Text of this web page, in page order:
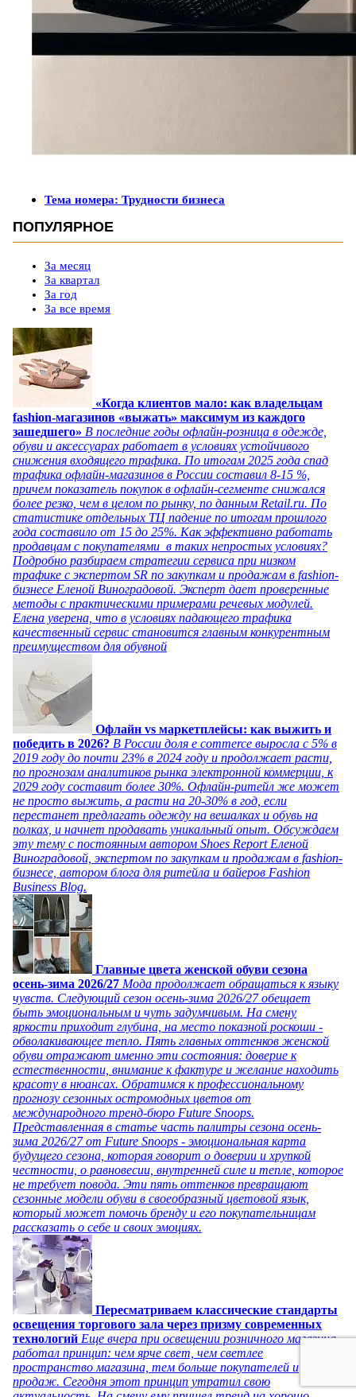
Тема номера: Трудности бизнеса
ПОПУЛЯРНОЕ
За месяц
За квартал
За год
За все время
«Когда клиентов мало: как владельцам
fashion-магазинов «выжать» максимум из каждого
зашедшего» В последние годы офлайн-розница в одежде,
обуви и аксессуарах работает в условиях устойчивого
снижения входящего трафика. По итогам 2025 года спад
трафика офлайн-магазинов в России составил 8-15 %,
причем показатель покупок в офлайн-сегменте снижался
более резко, чем в целом по рынку, по данным Retail.ru. По
статистике отдельных ТЦ падение по итогам прошлого
года составило от 15 до 25%. Как эффективно работать
продавцам с покупателями в таких непростых условиях?
Подробно разбираем стратегии сервиса при низком
трафике с экспертом SR по закупкам и продажам в fashion-
бизнесе Еленой Виноградовой. Эксперт дает проверенные
методы с практическими примерами речевых модулей.
Елена уверена, что в условиях падающего трафика
качественный сервис становится главным конкурентным
преимуществом для обувной
Офлайн vs маркетплейсы: как выжить и
победить в 2026? В России доля e commerce выросла с 5% в
2019 году до почти 23% в 2024 году и продолжает расти,
по прогнозам аналитиков рынка электронной коммерции, к
2029 году составит более 30%. Офлайн-ритейл же может
не просто выжить, а расти на 20-30% в год, если
перестанет предлагать одежду на вешалках и обувь на
полках, и начнет продавать уникальный опыт. Обсуждаем
эту тему с постоянным автором Shoes Report Еленой
Виноградовой, экспертом по закупкам и продажам в fashion-
бизнесе, автором блога для ритейла и байеров Fashion
Business Blog.
Главные цвета женской обуви сезона
осень-зима 2026/27 Мода продолжает обращаться к языку
чувств. Следующий сезон осень-зима 2026/27 обещает
быть эмоциональным и чуть задумчивым. На смену
яркости приходит глубина, на место показной роскоши -
обволакивающее тепло. Пять главных оттенков женской
обуви отражают именно эти состояния: доверие к
естественности, внимание к фактуре и желание находить
красоту в нюансах. Обратимся к профессиональному
прогнозу сезонных остромодных цветов от
международного тренд-бюро Future Snoops.
Представленная в статье часть палитры сезона осень-
зима 2026/27 от Future Snoops - эмоциональная карта
будущего сезона, которая говорит о доверии и хрупкой
честности, о равновесии, внутренней силе и тепле, которое
не требует повода. Эти пять оттенков превращают
сезонные модели обуви в своеобразный цветовой язык,
который может помочь бренду и его покупательницам
рассказать о себе и своих эмоциях.
Пересматриваем классические стандарты
освещения торгового зала через призму современных
технологий Еще вчера при освещении розничного магазина
работал принцип: чем ярче свет, чем светлее
пространство магазина, тем больше покупателей и
продаж. Сегодня этот принцип утратил свою